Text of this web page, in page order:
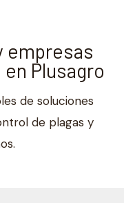
empresas
Plusagro
de soluciones
de plagas y